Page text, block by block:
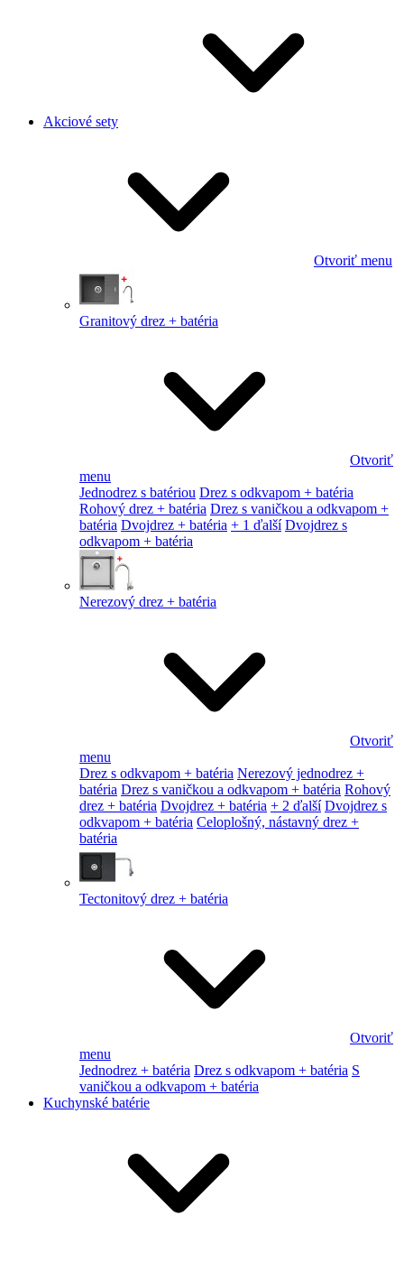
Akciové sety
Otvoriť menu
Granitový drez + batéria
Otvoriť
menu
Jednodrez s batériou Drez s odkvapom + batéria
Rohový drez + batéria Drez s vaničkou a odkvapom +
batéria Dvojdrez + batéria + 1 ďalší Dvojdrez s
odkvapom + batéria
Nerezový drez + batéria
Otvoriť
menu
Drez s odkvapom + batéria Nerezový jednodrez +
batéria Drez s vaničkou a odkvapom + batéria Rohový
drez + batéria Dvojdrez + batéria + 2 ďalší Dvojdrez s
odkvapom + batéria Celoplošný, nástavný drez +
batéria
Tectonitový drez + batéria
Otvoriť
menu
Jednodrez + batéria Drez s odkvapom + batéria S
vaničkou a odkvapom + batéria
Kuchynské batérie